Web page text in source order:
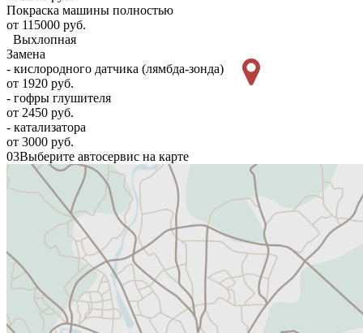
Покраска машины полностью
от 115000 руб.
Выхлопная
Замена
- кислородного датчика (лямбда-зонда)
от 1920 руб.
- гофры глушителя
от 2450 руб.
- катализатора
от 3000 руб.
03Выберите автосервис на карте